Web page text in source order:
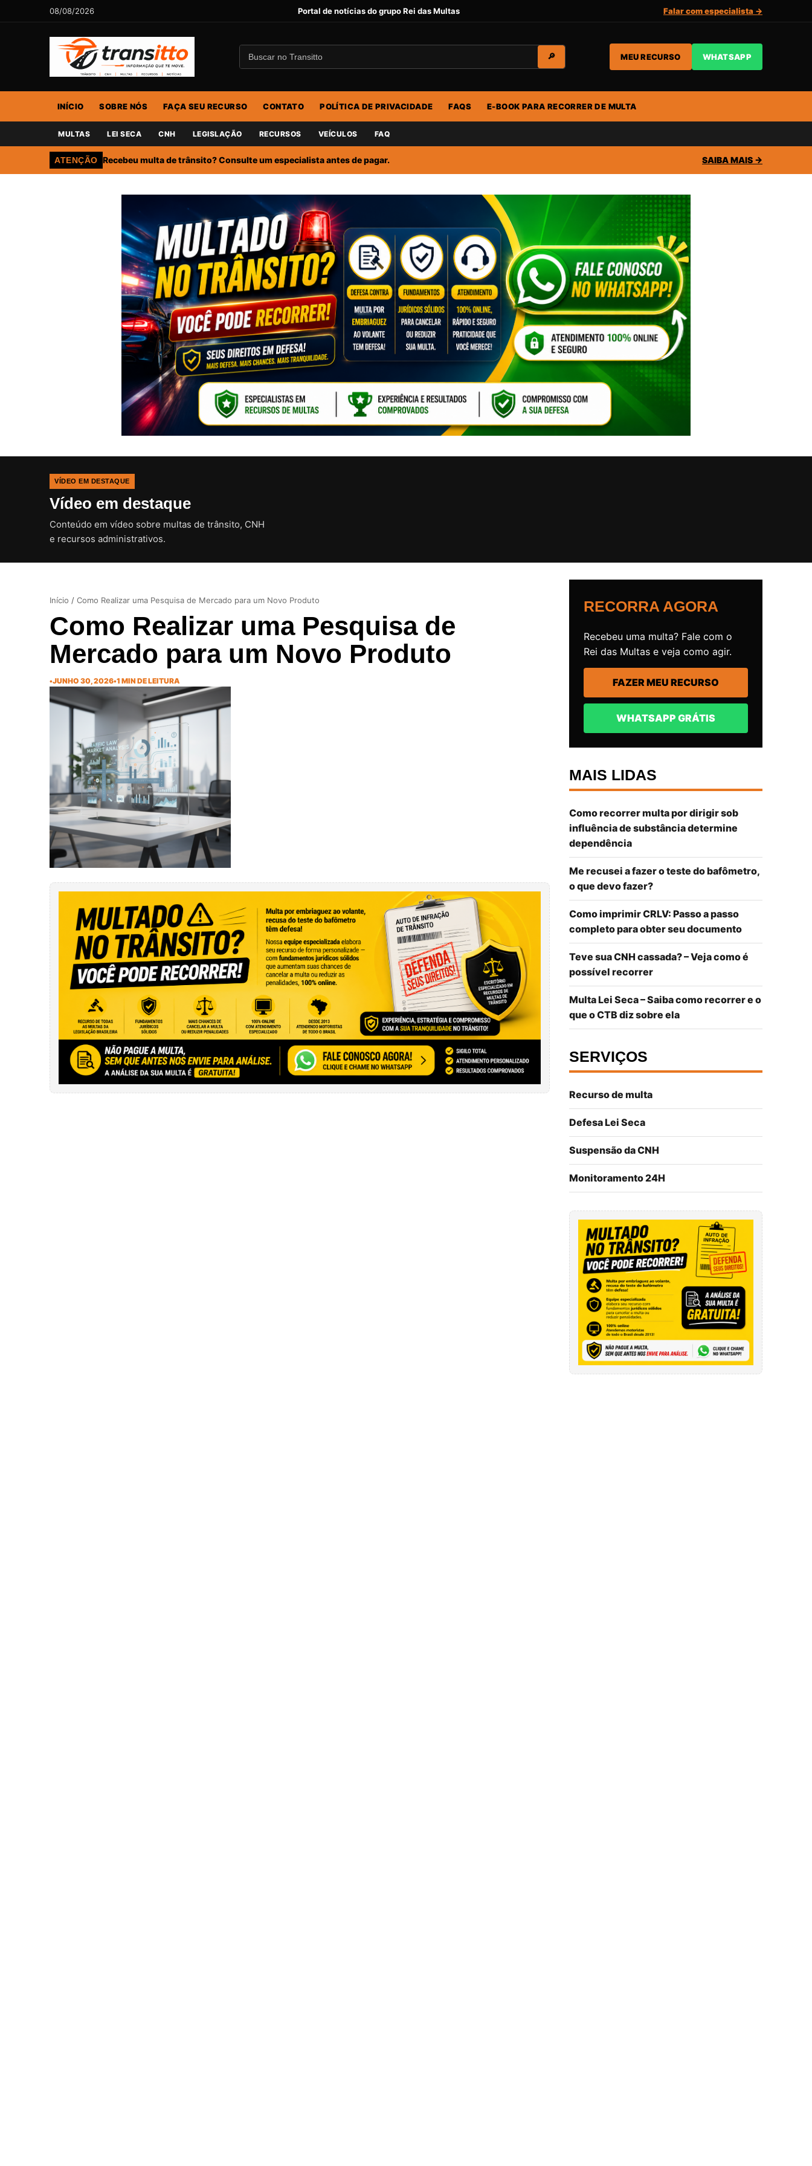
08/08/2026 Portal de notícias do grupo Rei das Multas Falar com especialista →
🔎 MEU RECURSO WHATSAPP
INÍCIO SOBRE NÓS FAÇA SEU RECURSO CONTATO POLÍTICA DE PRIVACIDADE FAQS E-BOOK PARA RECORRER DE MULTA
MULTAS LEI SECA CNH LEGISLAÇÃO RECURSOS VEÍCULOS FAQ
ATENÇÃO Recebeu multa de trânsito? Consulte um especialista antes de pagar. SAIBA MAIS →
VÍDEO EM DESTAQUE
Vídeo em destaque
Conteúdo em vídeo sobre multas de trânsito, CNH
e recursos administrativos.
Início / Como Realizar uma Pesquisa de Mercado para um Novo Produto
Como Realizar uma Pesquisa de
Mercado para um Novo Produto
•JUNHO 30, 2026•1 MIN DE LEITURA
RECORRA AGORA
Recebeu uma multa? Fale com o
Rei das Multas e veja como agir.
FAZER MEU RECURSO
WHATSAPP GRÁTIS
MAIS LIDAS
Como recorrer multa por dirigir sob
influência de substância determine
dependência
Me recusei a fazer o teste do bafômetro,
o que devo fazer?
Como imprimir CRLV: Passo a passo
completo para obter seu documento
Teve sua CNH cassada? – Veja como é
possível recorrer
Multa Lei Seca – Saiba como recorrer e o
que o CTB diz sobre ela
SERVIÇOS
Recurso de multa
Defesa Lei Seca
Suspensão da CNH
Monitoramento 24H